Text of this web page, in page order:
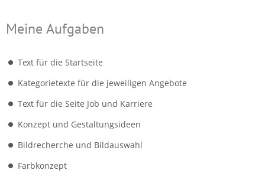
Meine Aufgaben
Text für die Startseite
Kategorietexte für die jeweiligen Angebote
Text für die Seite Job und Karriere
Konzept und Gestaltungsideen
Bildrecherche und Bildauswahl
Farbkonzept